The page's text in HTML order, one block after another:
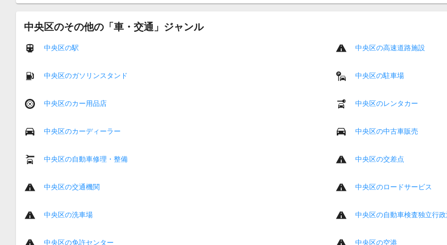
中央区のその他の「車・交通」ジャンル
中央区の駅 中央区の高速道路施設
中央区のガソリンスタンド 中央区の駐車場
中央区のカー用品店 中央区のレンタカー
中央区のカーディーラー 中央区の中古車販売
中央区の自動車修理・整備 中央区の交差点
中央区の交通機関 中央区のロードサービス
中央区の洗車場 中央区の自動車検査独立行政
中央区の免許センター 中央区の空港